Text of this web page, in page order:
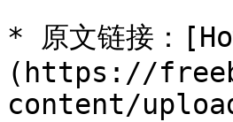
* 原文链接：
(https://
content/